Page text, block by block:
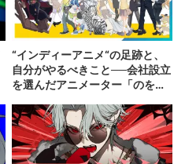
“インディーアニメ“の足跡と、
自分がやるべきこと──会社設立
を選んだアニメーター「のを